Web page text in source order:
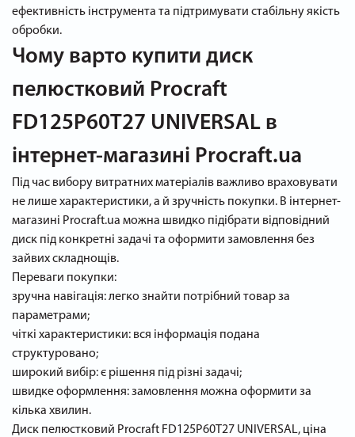
ефективність інструмента та підтримувати стабільну якість
обробки.
Чому варто купити диск
пелюстковий Procraft
FD125P60T27 UNIVERSAL в
інтернет-магазині Procraft.ua
Під час вибору витратних матеріалів важливо враховувати
не лише характеристики, а й зручність покупки. В інтернет-
магазині Procraft.ua можна швидко підібрати відповідний
диск під конкретні задачі та оформити замовлення без
зайвих складнощів.
Переваги покупки:
зручна навігація: легко знайти потрібний товар за
параметрами;
чіткі характеристики: вся інформація подана
структуровано;
широкий вибір: є рішення під різні задачі;
швидке оформлення: замовлення можна оформити за
кілька хвилин.
Диск пелюстковий Procraft FD125P60T27 UNIVERSAL, ціна